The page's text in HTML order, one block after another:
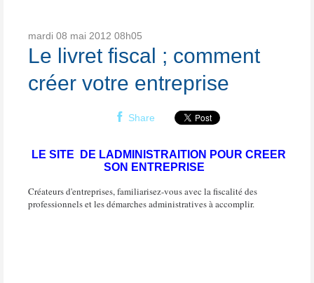
mardi 08 mai 2012 08h05
Le livret fiscal ; comment
créer votre entreprise
Share
LE SITE DE LADMINISTRAITION POUR CREER
SON ENTREPRISE
Créateurs d'entreprises, familiarisez-vous avec la fiscalité des
professionnels et les démarches administratives à accomplir.